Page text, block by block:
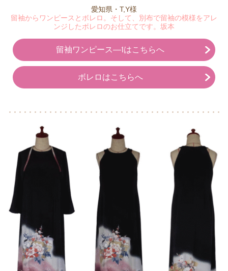
愛知県・T,Y様
留袖からワンピースとボレロ。そして、別布で留袖の模様をアレ
ンジしたボレロのお仕立てです。坂本
留袖ワンピース―1はこちらへ
ボレロはこちらへ